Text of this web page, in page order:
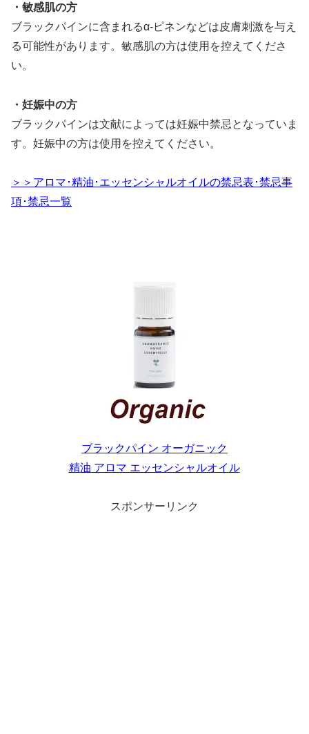
・敏感肌の方
ブラックパインに含まれるα-ピネンなどは皮膚刺激を与え
る可能性があります。敏感肌の方は使用を控えてくださ
い。
・妊娠中の方
ブラックパインは文献によっては妊娠中禁忌となっていま
す。妊娠中の方は使用を控えてください。
＞＞アロマ･精油･エッセンシャルオイルの禁忌表･禁忌事
項･禁忌一覧
ブラックパイン オーガニック
精油 アロマ エッセンシャルオイル
スポンサーリンク